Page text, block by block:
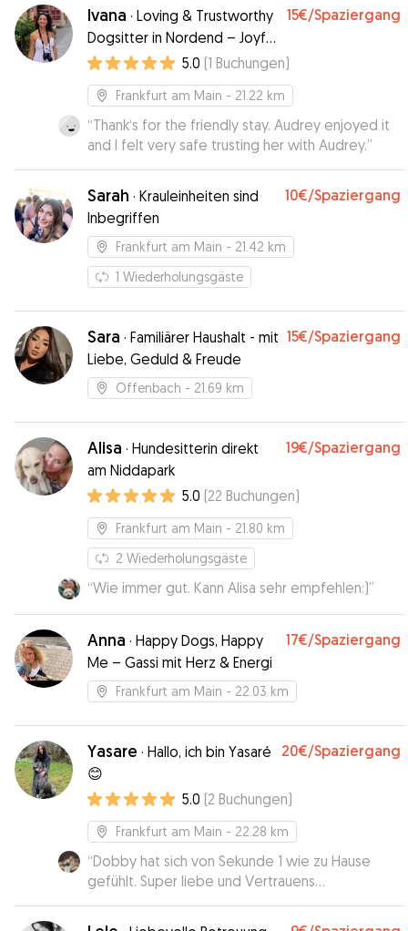
Ivana · Loving & Trustworthy
Dogsitter in Nordend – Joyful
Moments and Quality Time
15€/Spaziergang
5.0 (1 Buchungen)
Frankfurt am Main - 21.22 km
“Thank‘s for the friendly stay. Audrey enjoyed it
and I felt very safe trusting her with Audrey.”
Sarah · Krauleinheiten sind
Inbegriffen
10€/Spaziergang
Frankfurt am Main - 21.42 km
1 Wiederholungsgäste
Sara · Familiärer Haushalt - mit
Liebe, Geduld & Freude
15€/Spaziergang
Offenbach - 21.69 km
Alisa · Hundesitterin direkt
am Niddapark
19€/Spaziergang
5.0 (22 Buchungen)
Frankfurt am Main - 21.80 km
2 Wiederholungsgäste
“Wie immer gut. Kann Alisa sehr empfehlen:)”
Anna · Happy Dogs, Happy
Me – Gassi mit Herz & Energi
17€/Spaziergang
Frankfurt am Main - 22.03 km
Yasare · Hallo, ich bin Yasaré
😊
20€/Spaziergang
5.0 (2 Buchungen)
Frankfurt am Main - 22.28 km
“Dobby hat sich von Sekunde 1 wie zu Hause
gefühlt. Super liebe und Vertrauens
Hundebetreuung! Jederzeit wieder”